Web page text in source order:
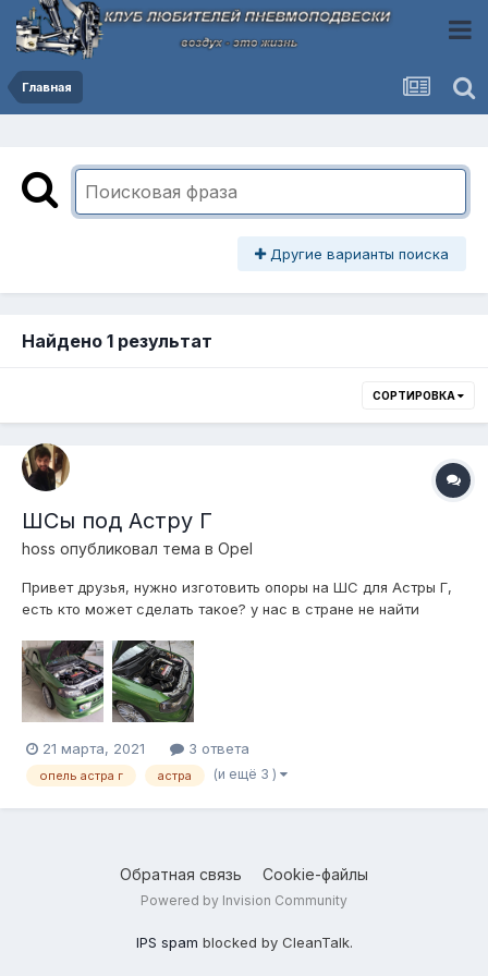
Главная
Другие варианты поиска
Найдено 1 результат
СОРТИРОВКА
ШСы под Астру Г
hoss опубликовал тема в Opel
Привет друзья, нужно изготовить опоры на ШС для Астры Г,
есть кто может сделать такое? у нас в стране не найти
чертеж и сможет всё это сделать? Сам с Молдовы,
Кишинёв, желательно чтоб можно было их скинуть ко мне,
вроде щас почтой можно. И прежде все...
21 марта, 2021 3 ответа
опель астра г астра (и ещё 3 )
Обратная связь Cookie-файлы
Powered by Invision Community
IPS spam blocked by CleanTalk.